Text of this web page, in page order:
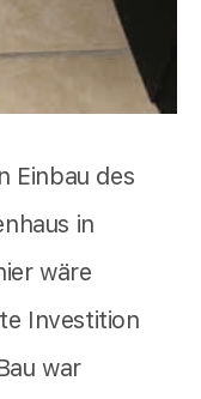
Einbau des
in
wäre
Investition
war